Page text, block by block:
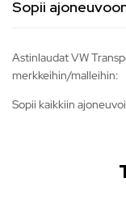
Sopii
Astinlaudat VW
merkkeihin/malleihin:
Sopii kaikkiin